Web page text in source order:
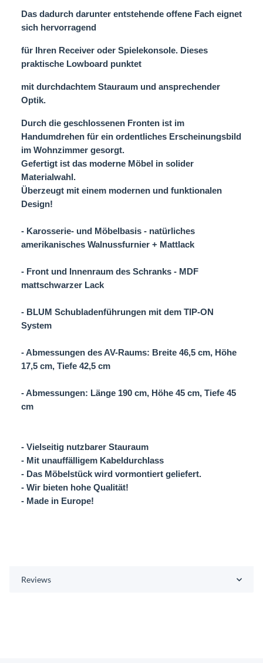
Das dadurch darunter entstehende offene Fach eignet
sich hervorragend
für Ihren Receiver oder Spielekonsole. Dieses
praktische Lowboard punktet
mit durchdachtem Stauraum und ansprechender
Optik.
Durch die geschlossenen Fronten ist im
Handumdrehen für ein ordentliches Erscheinungsbild
im Wohnzimmer gesorgt.
Gefertigt ist das moderne Möbel in solider
Materialwahl.
Überzeugt mit einem modernen und funktionalen
Design!
- Karosserie- und Möbelbasis - natürliches
amerikanisches Walnussfurnier + Mattlack
- Front und Innenraum des Schranks - MDF
mattschwarzer Lack
- BLUM Schubladenführungen mit dem TIP-ON
System
- Abmessungen des AV-Raums: Breite 46,5 cm, Höhe
17,5 cm, Tiefe 42,5 cm
- Abmessungen: Länge 190 cm, Höhe 45 cm, Tiefe 45
cm
- Vielseitig nutzbarer Stauraum
- Mit unauffälligem Kabeldurchlass
- Das Möbelstück wird vormontiert geliefert.
- Wir bieten hohe Qualität!
- Made in Europe!
Reviews